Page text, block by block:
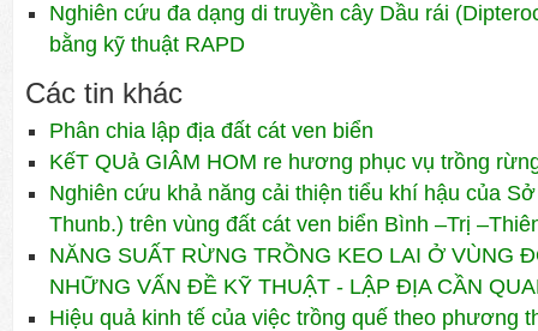
Nghiên cứu đa dạng di truyền cây Dầu rái
bằng kỹ thuật RAPD
Các tin khác
Phân chia lập địa đất cát ven biển
KếT QUả GIÂM HOM re hương phục vụ trồng
Nghiên cứu khả năng cải thiện tiểu khí hậu của
Thunb.) trên vùng đất cát ven biển Bình –Trị
NĂNG SUẤT RỪNG TRỒNG KEO LAI Ở VÙNG
NHỮNG VẤN ĐỀ KỸ THUẬT - LẬP ĐỊA CẦN
Hiệu quả kinh tế của việc trồng quế theo phương